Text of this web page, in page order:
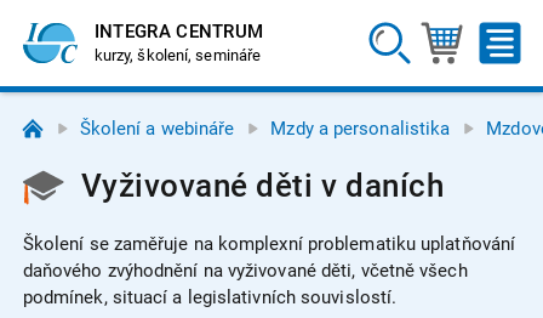
INTEGRA CENTRUM
kurzy, školení, semináře
Školení a webináře Mzdy a personalistika
Vyživované děti v daních
Školení se zaměřuje na komplexní problematiku uplatňování
daňového zvýhodnění na vyživované děti, včetně všech
podmínek, situací a legislativních souvislostí.